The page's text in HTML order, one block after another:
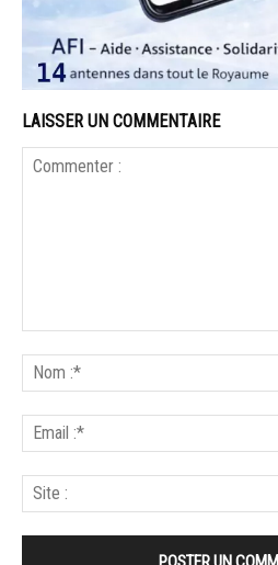
LAISSER UN COMMENTAIRE